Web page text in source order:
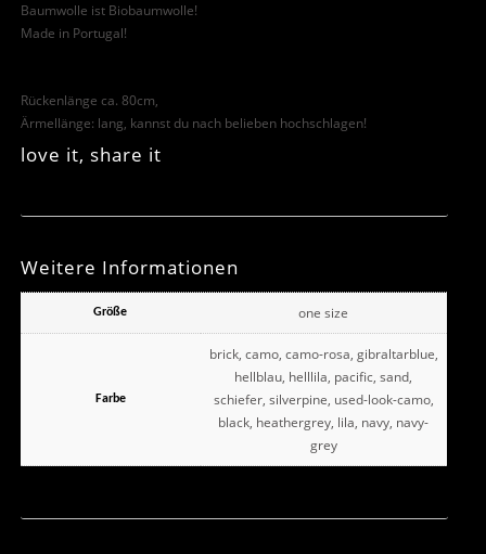
Baumwolle ist Biobaumwolle!
Made in Portugal!
Rückenlänge ca. 80cm,
Ärmellänge: lang, kannst du nach belieben hochschlagen!
love it, share it
Weitere Informationen
Größe one size
Farbe
brick, camo, camo-rosa, gibraltarblue,
hellblau, helllila, pacific, sand,
schiefer, silverpine, used-look-camo,
black, heathergrey, lila, navy, navy-
grey